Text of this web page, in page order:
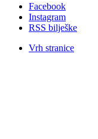
Facebook
Instagram
RSS bilješke
Vrh stranice